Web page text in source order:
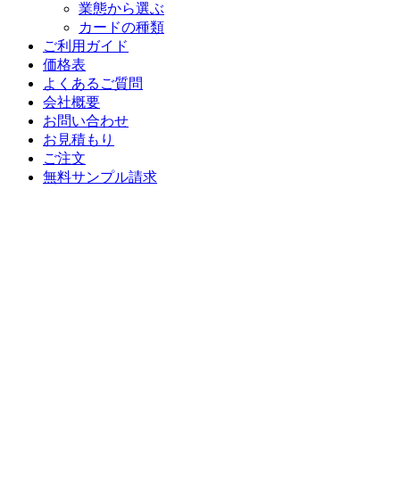
業態から選ぶ
カードの種類
ご利用ガイド
価格表
よくあるご質問
会社概要
お問い合わせ
お見積もり
ご注文
無料サンプル請求